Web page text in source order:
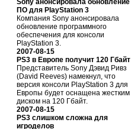
Sony анонсировала обновление
ПО для PlayStation 3
Компания Sony анонсировала
обновление программного
обеспечения для консоли
PlayStation 3.
2007-08-15
PS3 в Европе получит 120 Гбайт
Представитель Sony Дэвид Ривз
(David Reeves) намекнул, что
версия консоли PlayStation 3 для
Европы будет оснащена жестким
диском на 120 Гбайт.
2007-08-15
PS3 слишком сложна для
игроделов